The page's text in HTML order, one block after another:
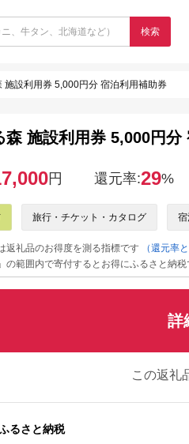
検索
施設利用券 5,000円分 宿泊利用補助券
森 施設利用券 5,000円分
円 還元率:29%
旅行・チケット・カタログ
返礼品のお得度を測る指標です
（還元率と
の範囲内で寄付するとお得にふるさと納税
詳
この返礼
るさと納税